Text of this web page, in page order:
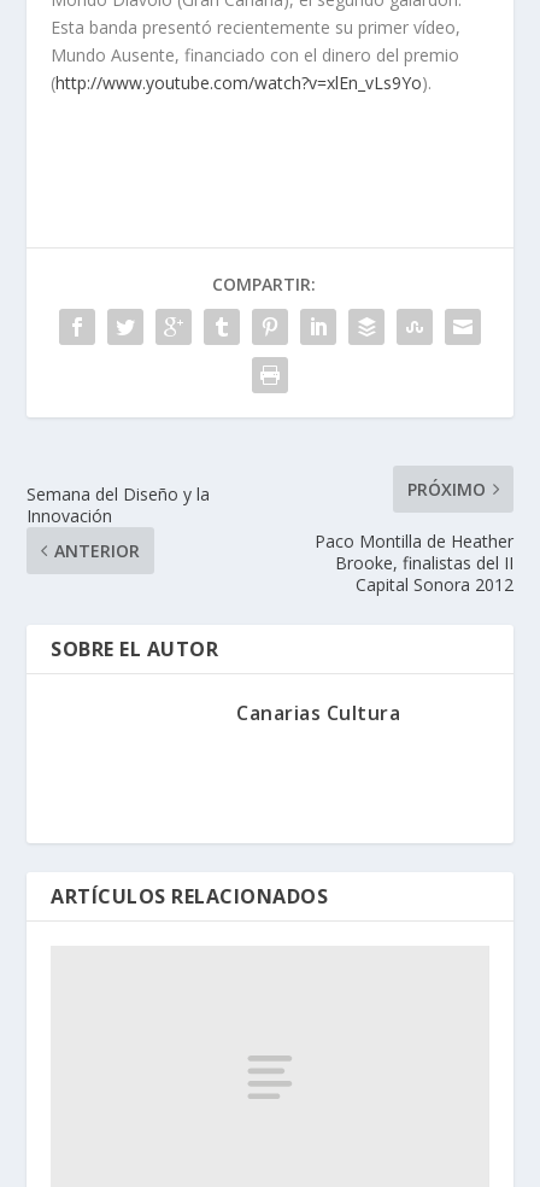
Esta banda presentó recientemente su primer vídeo,
Mundo Ausente, financiado con el dinero del premio
(http://www.youtube.com/watch?v=xlEn_vLs9Yo).
COMPARTIR:
Semana del Diseño y la
Innovación
ANTERIOR
PRÓXIMO
Paco Montilla de Heather
Brooke, finalistas del II
Capital Sonora 2012
SOBRE EL AUTOR
Canarias Cultura
ARTÍCULOS RELACIONADOS